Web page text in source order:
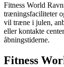
Fitness World
træningsfaciliteter
vil træne i julen,
eller kontakte
åbningstiderne.
Fitness